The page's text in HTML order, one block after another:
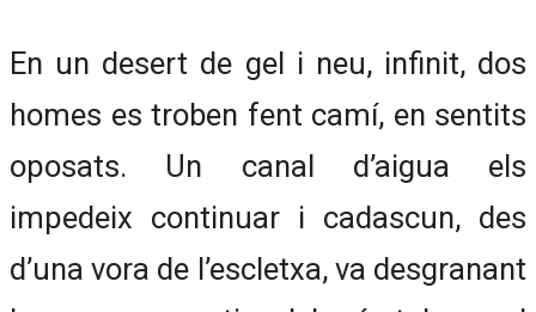
En un desert de gel i neu, infinit, dos
homes es troben fent camí, en sentits
oposats. Un canal d’aigua els
impedeix continuar i cadascun, des
d’una vora de l’escletxa, va desgranant